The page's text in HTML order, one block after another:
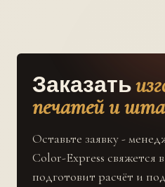
Заказать
печатей и
Оставьте заявку -
Color-Express свяжется
подготовит расчёт и